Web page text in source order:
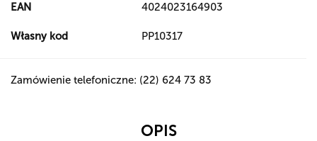
EAN 4024023164903
Własny kod PP10317
Zamówienie telefoniczne: (22) 624 73 83
OPIS